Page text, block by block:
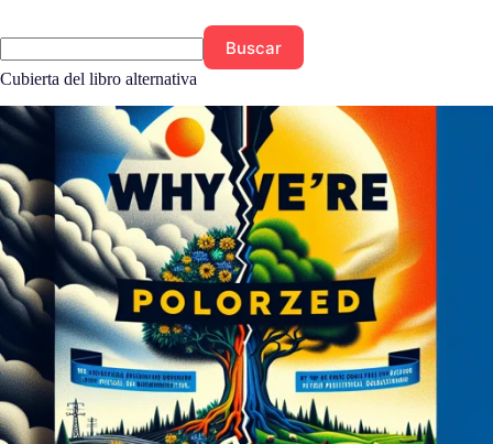
Buscar
Cubierta del libro alternativa